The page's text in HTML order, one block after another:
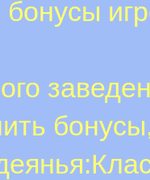
бонусы